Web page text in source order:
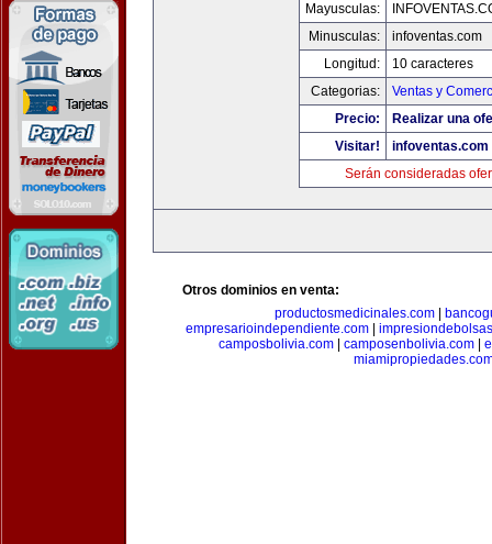
Mayusculas:
Minusculas:
infoventas.com
Longitud:
10 caracteres
Categorias:
Ventas y
Precio:
Realizar una
Visitar!
infoventas.com
Serán consideradas
Otros dominios en venta:
productosmedicinales.com|
empresarioindependiente.com
camposbolivia.com| camposenbolivia.com|